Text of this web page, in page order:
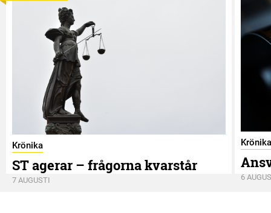
Krönika
ST agerar – frågorna kvarstår
7 AUGUSTI
Krönika
6